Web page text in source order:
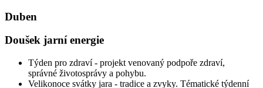
Duben
Doušek jarní energie
Týden pro zdraví - projekt venovaný podpoře zdraví,
správné životosprávy a pohybu.
Velikonoce svátky jara - tradice a zvyky. Tématické týdenní